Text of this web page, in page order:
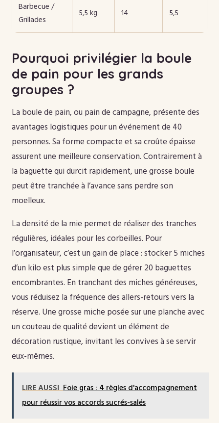
Barbecue /
Grillades
5,5 kg 14 5,5
Pourquoi privilégier la boule
de pain pour les grands
groupes ?
La boule de pain, ou pain de campagne, présente des
avantages logistiques pour un événement de 40
personnes. Sa forme compacte et sa croûte épaisse
assurent une meilleure conservation. Contrairement à
la baguette qui durcit rapidement, une grosse boule
peut être tranchée à l’avance sans perdre son
moelleux.
La densité de la mie permet de réaliser des tranches
régulières, idéales pour les corbeilles. Pour
l’organisateur, c’est un gain de place : stocker 5 miches
d’un kilo est plus simple que de gérer 20 baguettes
encombrantes. En tranchant des miches généreuses,
vous réduisez la fréquence des allers-retours vers la
réserve. Une grosse miche posée sur une planche avec
un couteau de qualité devient un élément de
décoration rustique, invitant les convives à se servir
eux-mêmes.
LIRE AUSSI Foie gras : 4 règles d'accompagnement
pour réussir vos accords sucrés-salés